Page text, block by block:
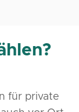
für private